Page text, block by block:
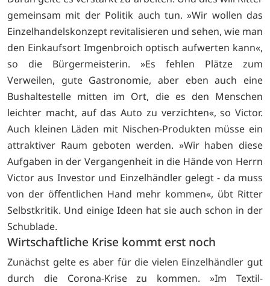
gemeinsam mit der Politik auch tun. »Wir wollen das
Einzelhandelskonzept revitalisieren und sehen, wie man
den Einkaufsort Imgenbroich optisch aufwerten kann«,
so die Bürgermeisterin. »Es fehlen Plätze zum
Verweilen, gute Gastronomie, aber eben auch eine
Bushaltestelle mitten im Ort, die es den Menschen
leichter macht, auf das Auto zu verzichten«, so Victor.
Auch kleinen Läden mit Nischen-Produkten müsse ein
attraktiver Raum geboten werden. »Wir haben diese
Aufgaben in der Vergangenheit in die Hände von Herrn
Victor aus Investor und Einzelhändler gelegt - da muss
von der öffentlichen Hand mehr kommen«, übt Ritter
Selbstkritik. Und einige Ideen hat sie auch schon in der
Schublade.
Wirtschaftliche Krise kommt erst noch
Zunächst gelte es aber für die vielen Einzelhändler gut
durch die Corona-Krise zu kommen. »Im Textil-